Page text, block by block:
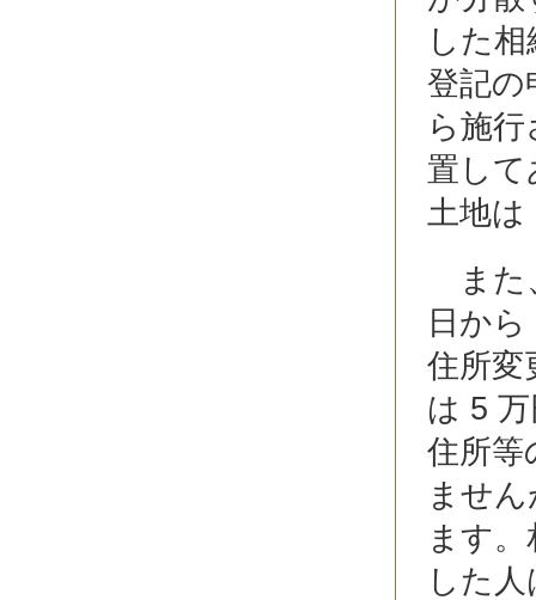
した
登記の
ら施
置して
土地
また
日か
住所変
は 5
住所等
ませ
ます
した